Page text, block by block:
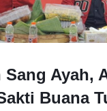
Sang Ayah,
Buana